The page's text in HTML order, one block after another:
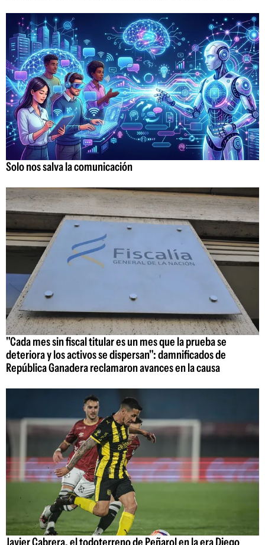
Solo nos salva la comunicación
"Cada mes sin fiscal titular es un mes que la prueba se
deteriora y los activos se dispersan": damnificados de
República Ganadera reclamaron avances en la causa
Javier Cabrera, el todoterreno de Peñarol en la era Diego